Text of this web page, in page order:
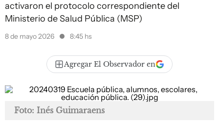
activaron el protocolo correspondiente del
Ministerio de Salud Pública (MSP)
8 de mayo 2026 8:45 hs
Agregar El Observador en
Foto: Inés Guimaraens